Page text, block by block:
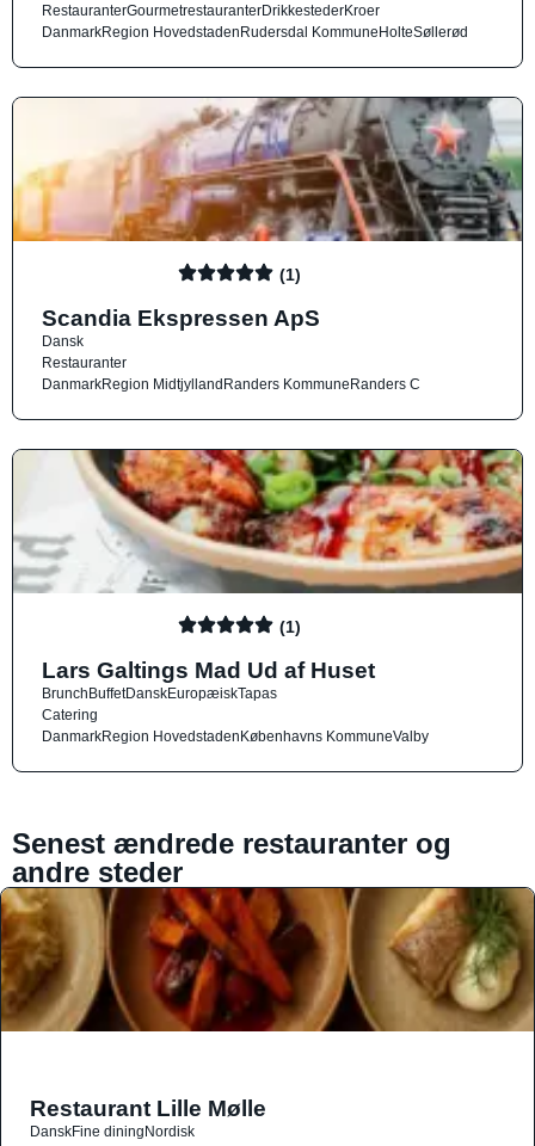
RestauranterGourmetrestauranterDrikkestederKroer
DanmarkRegion HovedstadenRudersdal KommuneHolteSøllerød
(1)
Scandia Ekspressen ApS
Dansk
Restauranter
DanmarkRegion MidtjyllandRanders KommuneRanders C
(1)
Lars Galtings Mad Ud af Huset
BrunchBuffetDanskEuropæiskTapas
Catering
DanmarkRegion HovedstadenKøbenhavns KommuneValby
Senest ændrede restauranter og
andre steder
Restaurant Lille Mølle
DanskFine diningNordisk